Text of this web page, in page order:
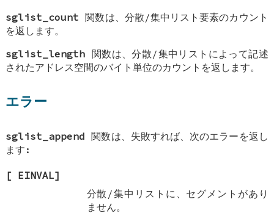
sglist_count 関数は、分散/集中リスト要素のカウント
を返します。
sglist_length 関数は、分散/集中リストによって記述
されたアドレス空間のバイト単位のカウントを返します。
エラー
sglist_append 関数は、失敗すれば、次のエラーを返し
ます:
[ EINVAL]
分散/集中リストに、セグメントがあり
ません。